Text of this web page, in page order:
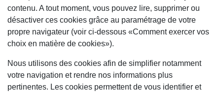
contenu. A tout moment, vous pouvez lire, supprimer ou
désactiver ces cookies grâce au paramétrage de votre
propre navigateur (voir ci-dessous «Comment exercer vos
choix en matière de cookies»).
Nous utilisons des cookies afin de simplifier notamment
votre navigation et rendre nos informations plus
pertinentes. Les cookies permettent de vous identifier et